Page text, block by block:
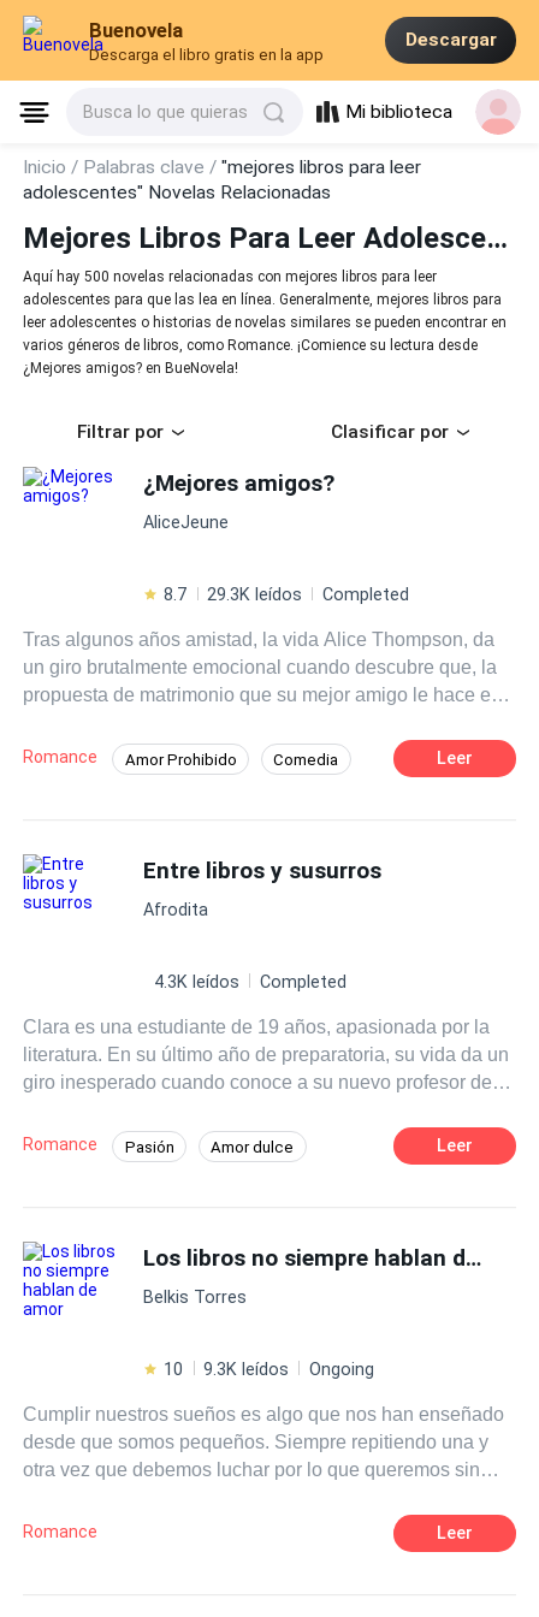
Buenovela
Descarga el libro gratis en la app
Descargar
Busca lo que quieras Mi biblioteca
Inicio / Palabras clave /"mejores libros para leer
adolescentes" Novelas Relacionadas
Mejores Libros Para Leer Adolescentes
Aquí hay 500 novelas relacionadas con mejores libros para leer
adolescentes para que las lea en línea. Generalmente, mejores libros para
leer adolescentes o historias de novelas similares se pueden encontrar en
varios géneros de libros, como Romance. ¡Comience su lectura desde
¿Mejores amigos? en BueNovela!
Filtrar por Clasificar por
¿Mejores amigos?
AliceJeune
8.7 29.3K leídos Completed
Tras algunos años amistad, la vida Alice Thompson, da
un giro brutalmente emocional cuando descubre que, la
propuesta de matrimonio que su mejor amigo le hace es
desencadenará sentimientos que ninguno de ellos pensó
experimentar, esto se convertiría en el juego que, con el
sobrevivir juntas?
Romance Amor Prohibido Comedia
Arrogante Romance oscuro
Leer
Entre libros y susurros
Afrodita
4.3K leídos Completed
Clara es una estudiante de 19 años, apasionada por la
literatura. En su último año de preparatoria, su vida da un
giro inesperado cuando conoce a su nuevo profesor de
talentoso que despierta en ella una admiración profunda.
A medida que las clases avanzan Clara se siente cada
Romance Pasión Amor dulce
Primer Amor
Leer
Los libros no siempre hablan de amor
Belkis Torres
10 9.3K leídos Ongoing
Cumplir nuestros sueños es algo que nos han enseñado
desde que somos pequeños. Siempre repitiendo una y
otra vez que debemos luchar por lo que queremos sin
tenía en mente cuando se subió a un avión para ir al otro
extremo del país, para perseguir eso que tanto anhelaba.
Romance Leer